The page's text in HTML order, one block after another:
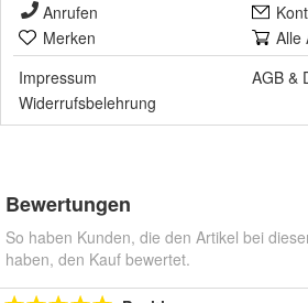
Anrufen
Merken
Alle
Impressum
AGB &
Widerrufsbelehrung
Bewertungen
So haben Kunden, die den Artikel bei
haben, den Kauf bewertet.